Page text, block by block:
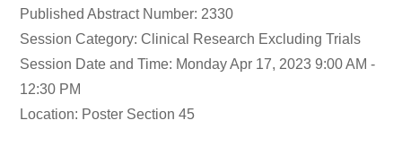
Published Abstract Number: 2330
Session Category: Clinical Research Excluding Trials
Session Date and Time: Monday Apr 17, 2023 9:00 AM -
12:30 PM
Location: Poster Section 45